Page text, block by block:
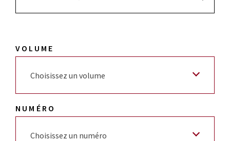
VOLUME
Choisissez un volume
NUMÉRO
Choisissez un numéro